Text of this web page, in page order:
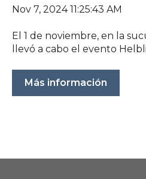
Nov 7, 2024 11:25:43 AM
El 1 de noviembre, en la
llevó a cabo el evento
Más información